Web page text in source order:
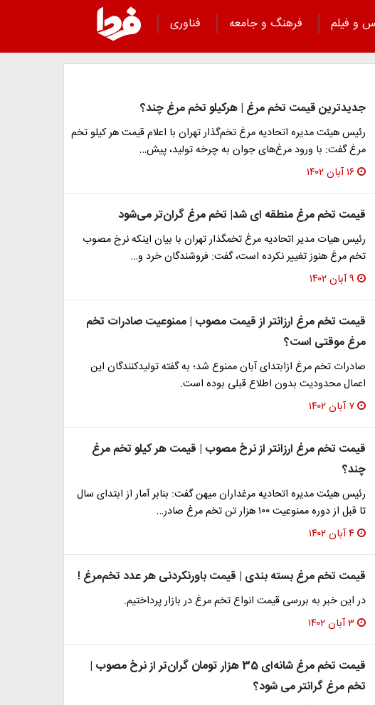
و فیلم فرهنگ و جامعه
فناوری
جدیدترین قیمت تخم مرغ | هرکیلو تخم مرغ چند؟
رئیس هیئت مدیره اتحادیه مرغ تخم‌گذار تهران با اعلام قیمت هر کیلو تخم
مرغ گفت: با ورود مرغ‌های جوان به چرخه تولید، پیش…
۱۶ آبان ۱۴۰۲
قیمت تخم مرغ منطقه ای شد| تخم مرغ گران‌تر می‌شود
رئیس هیات مدیر اتحادیه مرغ تخمگذار تهران با بیان اینکه نرخ مصوب
تخم مرغ هنوز تغییر نکرده است، گفت: فروشندگان خرد و…
۹ آبان ۱۴۰۲
قیمت تخم مرغ ارزانتر از قیمت مصوب | ممنوعیت صادرات تخم
مرغ موقتی است؟
صادرات تخم مرغ ازابتدای آبان ممنوع شد؛ به گفته تولیدکنندگان این
اعمال محدودیت بدون اطلاع قبلی بوده است.
۷ آبان ۱۴۰۲
قیمت تخم مرغ ارزانتر از نرخ مصوب | قیمت هر کیلو تخم مرغ
چند؟
رئیس هیئت مدیره اتحادیه مرغداران میهن گفت: بنابر آمار از ابتدای سال
تا قبل از دوره ممنوعیت ۱۰۰ هزار تن تخم مرغ صادر…
۴ آبان ۱۴۰۲
قیمت تخم مرغ بسته بندی | قیمت باورنکردنی هر عدد تخم‌مرغ !
در این خبر به بررسی قیمت انواع تخم مرغ در بازار پرداختیم.
۳ آبان ۱۴۰۲
قیمت تخم مرغ شانه‌ای 35 هزار تومان گران‌تر از نرخ مصوب |
تخم مرغ گرانتر می شود؟